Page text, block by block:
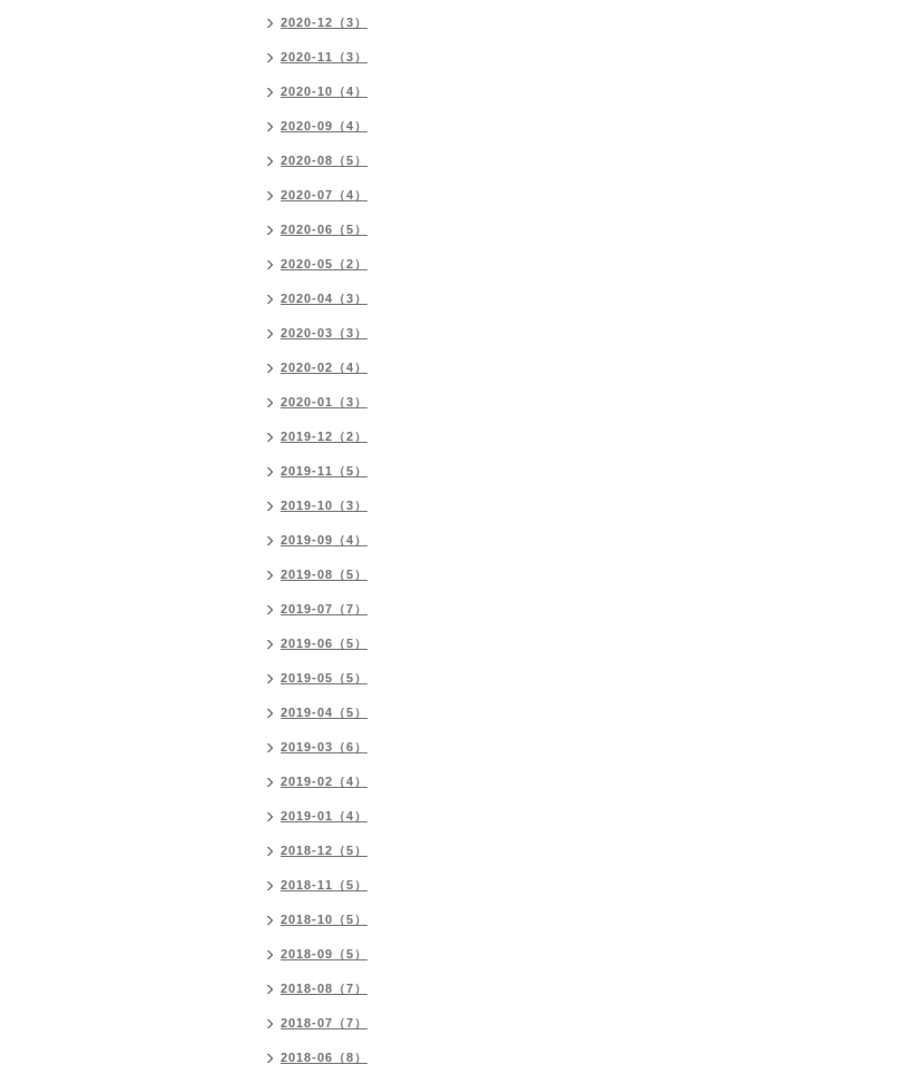
2020-12（3）
2020-11（3）
2020-10（4）
2020-09（4）
2020-08（5）
2020-07（4）
2020-06（5）
2020-05（2）
2020-04（3）
2020-03（3）
2020-02（4）
2020-01（3）
2019-12（2）
2019-11（5）
2019-10（3）
2019-09（4）
2019-08（5）
2019-07（7）
2019-06（5）
2019-05（5）
2019-04（5）
2019-03（6）
2019-02（4）
2019-01（4）
2018-12（5）
2018-11（5）
2018-10（5）
2018-09（5）
2018-08（7）
2018-07（7）
2018-06（8）